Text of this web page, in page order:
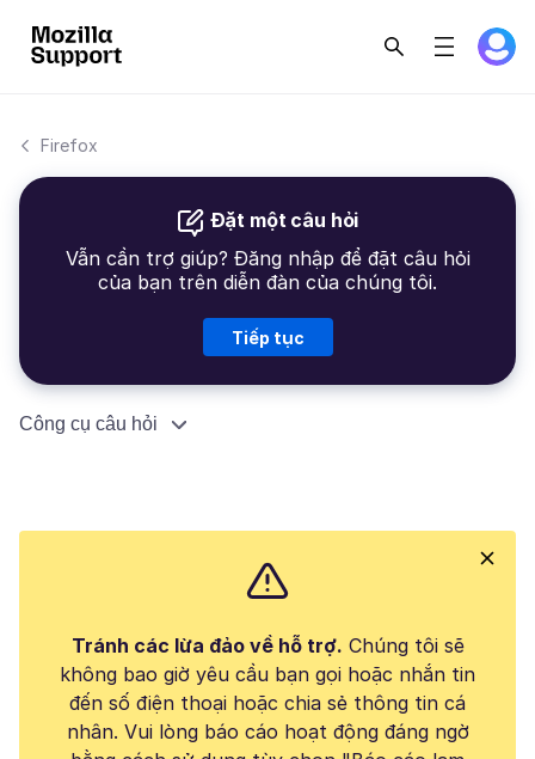
Firefox
Đặt một câu hỏi
Vẫn cần trợ giúp? Đăng nhập để đặt câu hỏi
của bạn trên diễn đàn của chúng tôi.
Tiếp tục
Công cụ câu hỏi
Tránh các lừa đảo về hỗ trợ. Chúng tôi sẽ
không bao giờ yêu cầu bạn gọi hoặc nhắn tin
đến số điện thoại hoặc chia sẻ thông tin cá
nhân. Vui lòng báo cáo hoạt động đáng ngờ